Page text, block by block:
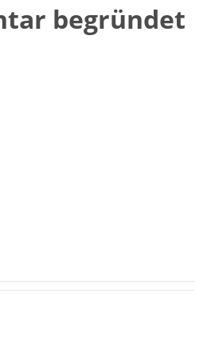
begründet